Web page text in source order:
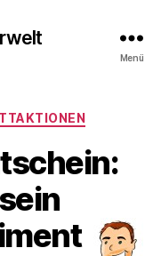
Menü